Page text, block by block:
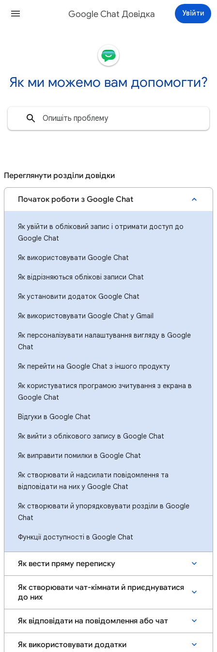
Google Chat Довідка Увійти
Як ми можемо вам допомогти?
Переглянути розділи довідки
Початок роботи з Google Chat
Як увійти в обліковий запис і отримати доступ до
Google Chat
Як використовувати Google Chat
Як відрізняються облікові записи Chat
Як установити додаток Google Chat
Як використовувати Google Chat у Gmail
Як персоналізувати налаштування вигляду в Google
Chat
Як перейти на Google Chat з іншого продукту
Як користуватися програмою зчитування з екрана в
Google Chat
Відгуки в Google Chat
Як вийти з облікового запису в Google Chat
Як виправити помилки в Google Chat
Як створювати й надсилати повідомлення та
відповідати на них у Google Chat
Як створювати й упорядковувати розділи в Google
Chat
Функції доступності в Google Chat
Як вести пряму переписку
Як створювати чат-кімнати й приєднуватися
до них
Як відповідати на повідомлення або чат
Як використовувати додатки